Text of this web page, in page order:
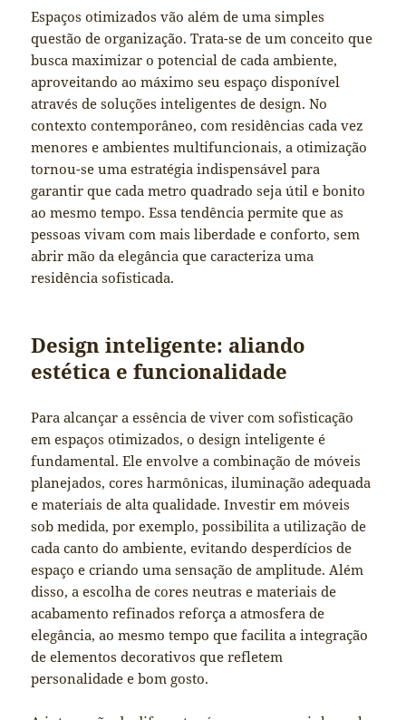
Espaços otimizados vão além de uma simples
questão de organização. Trata-se de um conceito que
busca maximizar o potencial de cada ambiente,
aproveitando ao máximo seu espaço disponível
através de soluções inteligentes de design. No
contexto contemporâneo, com residências cada vez
menores e ambientes multifuncionais, a otimização
tornou-se uma estratégia indispensável para
garantir que cada metro quadrado seja útil e bonito
ao mesmo tempo. Essa tendência permite que as
pessoas vivam com mais liberdade e conforto, sem
abrir mão da elegância que caracteriza uma
residência sofisticada.
Design inteligente: aliando
estética e funcionalidade
Para alcançar a essência de viver com sofisticação
em espaços otimizados, o design inteligente é
fundamental. Ele envolve a combinação de móveis
planejados, cores harmônicas, iluminação adequada
e materiais de alta qualidade. Investir em móveis
sob medida, por exemplo, possibilita a utilização de
cada canto do ambiente, evitando desperdícios de
espaço e criando uma sensação de amplitude. Além
disso, a escolha de cores neutras e materiais de
acabamento refinados reforça a atmosfera de
elegância, ao mesmo tempo que facilita a integração
de elementos decorativos que refletem
personalidade e bom gosto.